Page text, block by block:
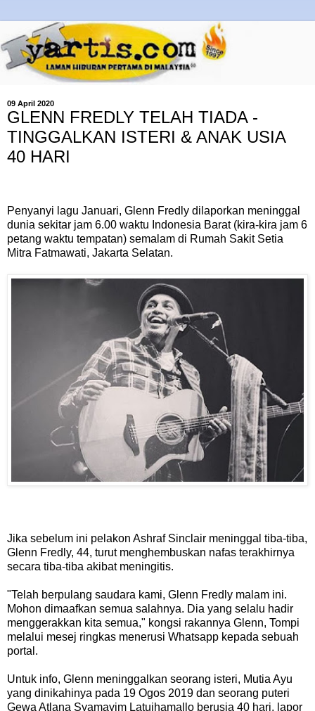
09 April 2020
GLENN FREDLY TELAH TIADA -
TINGGALKAN ISTERI & ANAK USIA
40 HARI
Penyanyi lagu Januari, Glenn Fredly dilaporkan meninggal
dunia sekitar jam 6.00 waktu Indonesia Barat (kira-kira jam 6
petang waktu tempatan) semalam di Rumah Sakit Setia
Mitra Fatmawati, Jakarta Selatan.
Jika sebelum ini pelakon Ashraf Sinclair meninggal tiba-tiba,
Glenn Fredly, 44, turut menghembuskan nafas terakhirnya
secara tiba-tiba akibat meningitis.
"Telah berpulang saudara kami, Glenn Fredly malam ini.
Mohon dimaafkan semua salahnya. Dia yang selalu hadir
menggerakkan kita semua," kongsi rakannya Glenn, Tompi
melalui mesej ringkas menerusi Whatsapp kepada sebuah
portal.
Untuk info, Glenn meninggalkan seorang isteri, Mutia Ayu
yang dinikahinya pada 19 Ogos 2019 dan seorang puteri
Gewa Atlana Syamayim Latuihamallo berusia 40 hari, lapor